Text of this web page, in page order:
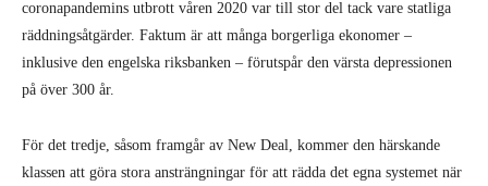
coronapandemins utbrott våren 2020 var till stor del tack vare statliga
räddningsåtgärder. Faktum är att många borgerliga ekonomer –
inklusive den engelska riksbanken – förutspår den värsta depressionen
på över 300 år.
För det tredje, såsom framgår av New Deal, kommer den härskande
klassen att göra stora ansträngningar för att rädda det egna systemet när